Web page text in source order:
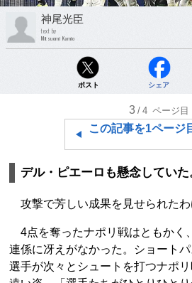
神尾光臣
text by
Mitsuomi Kamio
ポスト シェア
3 /4 ページ目
この記事を1ページ
デル・ピエーロも懸念していた
攻撃で芳しい成果を見せられたわ
4点を奪ったナポリ戦はともかく
連係に冴えがなかった。ショート
選手が次々とシュートを打つナポ